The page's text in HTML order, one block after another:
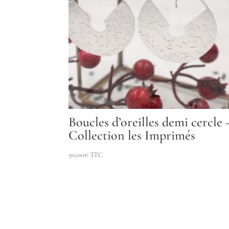
Boucles d’oreilles demi cercle
Collection les Imprimés
90,00€ TTC